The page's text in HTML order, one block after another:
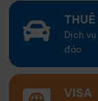
THUÊ
Dịch
đáo
VISA